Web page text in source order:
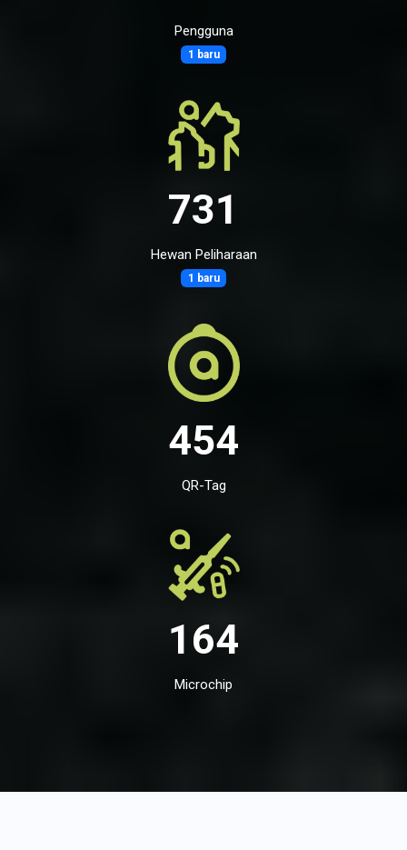
Pengguna
1 baru
731
Hewan Peliharaan
1 baru
454
QR-Tag
164
Microchip